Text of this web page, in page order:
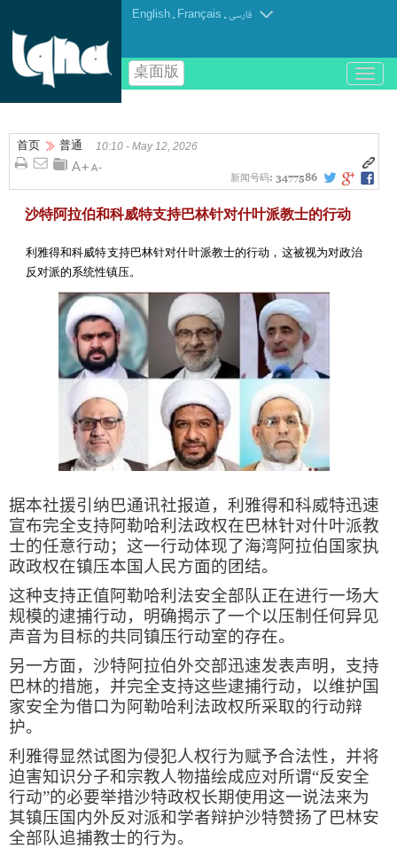
English . Français .فارسی
桌面版
باز
و
کردن
首页 普通 10:10 - May 12, 2026
新闻号码: 3477586
沙特阿拉伯和科威特支持巴林针对什叶派教士的行动
利雅得和科威特支持巴林针对什叶派教士的行动，这被视为对政治
反对派的系统性镇压。
据本社援引纳巴通讯社报道，利雅得和科威特迅速
宣布完全支持阿勒哈利法政权在巴林针对什叶派教
士的任意行动；这一行动体现了海湾阿拉伯国家执
政政权在镇压本国人民方面的团结。
这种支持正值阿勒哈利法安全部队正在进行一场大
规模的逮捕行动，明确揭示了一个以压制任何异见
声音为目标的共同镇压行动室的存在。
另一方面，沙特阿拉伯外交部迅速发表声明，支持
巴林的措施，并完全支持这些逮捕行动，以维护国
家安全为借口为阿勒哈利法政权所采取的行动辩
护。
利雅得显然试图为侵犯人权行为赋予合法性，并将
迫害知识分子和宗教人物描绘成应对所谓“反安全
行动”的必要举措沙特政权长期使用这一说法来为
其镇压国内外反对派和学者辩护沙特赞扬了巴林安
全部队追捕教士的行为。